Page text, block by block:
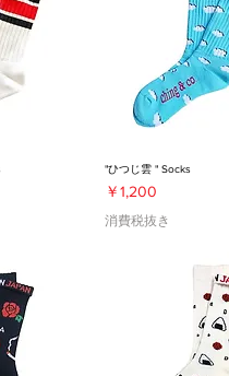
"ひつじ雲 " Socks
価格
￥1,200
消費税抜き